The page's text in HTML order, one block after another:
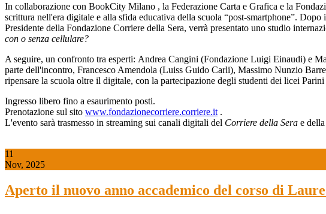
In collaborazione con BookCity Milano , la Federazione Carta e Grafica e la
scrittura nell'era digitale e alla sfida educativa della scuola “post-smartphone”.
Presidente della Fondazione Corriere della Sera, verrà presentato uno studio
con o senza cellulare?
A seguire, un confronto tra esperti: Andrea Cangini (Fondazione Luigi Einaudi) e
parte dell'incontro, Francesco Amendola (Luiss Guido Carli), Massimo Nunzio
ripensare la scuola oltre il digitale, con la partecipazione degli studenti dei licei
Ingresso libero fino a esaurimento posti.
Prenotazione sul sito www.fondazionecorriere.corriere.it .
L'evento sarà trasmesso in streaming sui canali digitali del Corriere della Sera e della
11
Nov, 2025
Aperto il nuovo anno accademico del corso di